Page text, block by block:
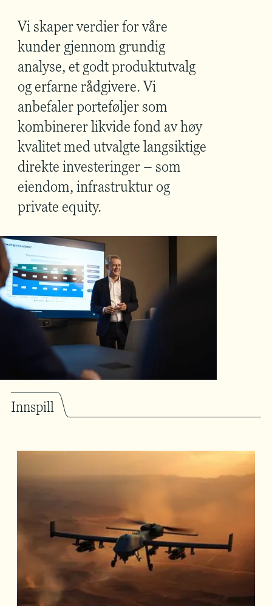
Vi skaper verdier for våre
kunder gjennom grundig
analyse, et godt produktutvalg
og erfarne rådgivere. Vi
anbefaler porteføljer som
kombinerer likvide fond av høy
kvalitet med utvalgte langsiktige
direkte investeringer – som
eiendom, infrastruktur og
private equity.
Innspill